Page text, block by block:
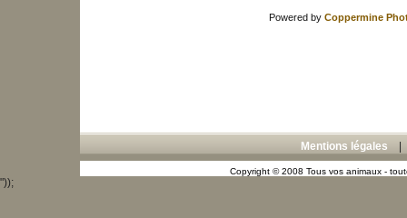
Powered by Coppermine
Mentions légales
Copyright © 2008 Tous vos animaux -
"));